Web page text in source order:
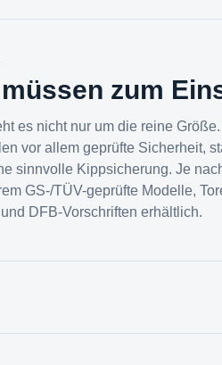
zum
es nicht nur um die reine
vor allem geprüfte Sicherheit,
sinnvolle Kippsicherung. Je
GS-/TÜV-geprüfte Modelle,
DFB-Vorschriften erhältlich.